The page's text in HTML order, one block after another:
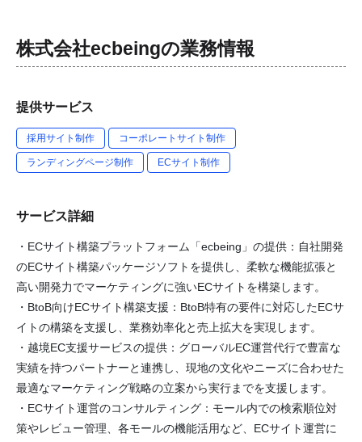
株式会社ecbeingの業務情報
提供サービス
採用サイト制作 コーポレートサイト制作
ランディングページ制作 ECサイト制作
サービス詳細
・ECサイト構築プラットフォーム「ecbeing」の提供：自社開発
のECサイト構築パッケージソフトを提供し、柔軟な機能拡張と
高い開発力でマーケティングに強いECサイトを構築します。
・BtoB向けECサイト構築支援：BtoB特有の要件に対応したECサ
イトの構築を支援し、業務効率化と売上拡大を実現します。
・越境EC支援サービスの提供：グローバルEC運営代行で豊富な
実績を持つパートナーと連携し、現地の文化やニーズに合わせた
最適なマーケティング戦略の立案から実行までを支援します。
・ECサイト運営のコンサルティング：モール内での検索順位対
策やレビュー管理、各モールの機能活用など、ECサイト運営に